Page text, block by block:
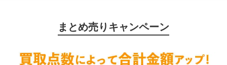
まとめ売りキャンペーン